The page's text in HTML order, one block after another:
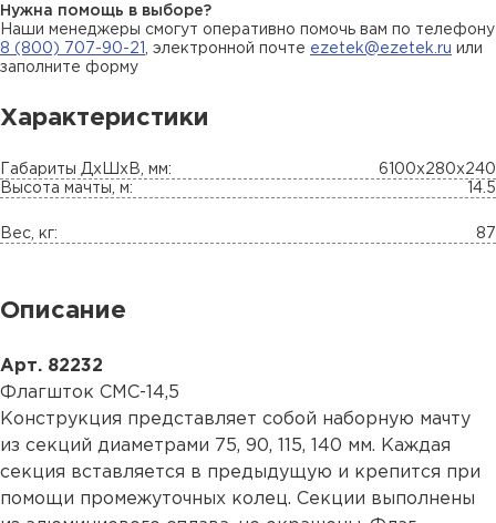
Нужна помощь в выборе?
Наши менеджеры смогут оперативно помочь вам по телефону
8 (800) 707-90-21
, электронной почте ezetek@ezetek.ru или
заполните форму
Характеристики
Габариты ДхШхВ, мм:
6100х280х240
Высота мачты, м:
14.5
Вес, кг: 87
Описание
Арт. 82232
Флагшток СМС-14,5
Конструкция представляет собой наборную мачту
из секций диаметрами 75, 90, 115, 140 мм. Каждая
секция вставляется в предыдущую и крепится при
помощи промежуточных колец. Секции выполнены